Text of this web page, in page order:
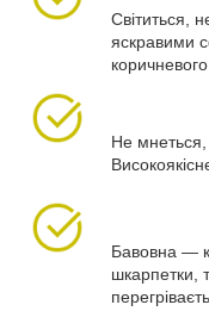
Світиться,
яскравими
Не мнеться,
Бавовна —
шкарпетки,